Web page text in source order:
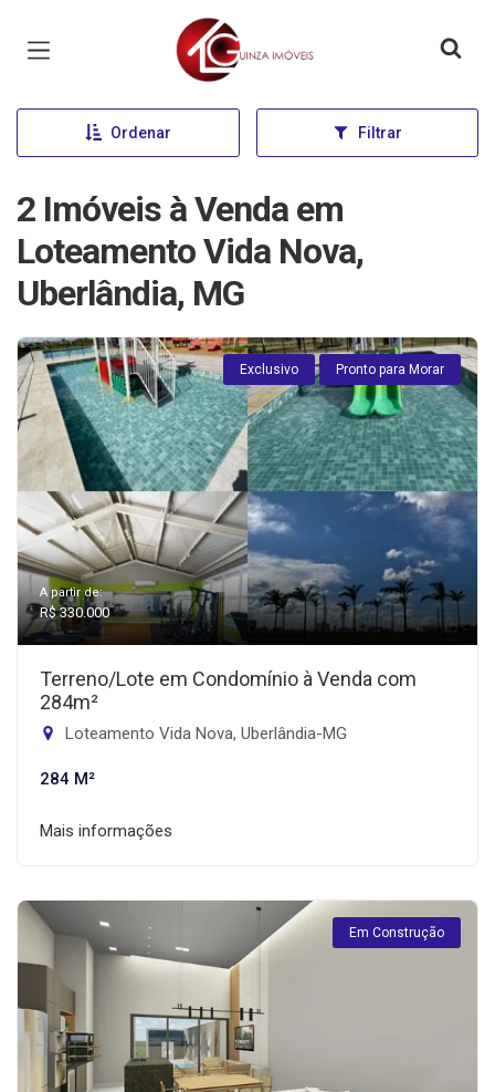
Página inicial
Ordenar Filtrar
2 Imóveis à Venda em
Loteamento Vida Nova,
Uberlândia, MG
Exclusivo Pronto para Morar
A partir de:
R$ 330.000
Terreno/Lote em Condomínio à Venda com
284m²
Loteamento Vida Nova, Uberlândia-MG
284 M²
Mais informações
Em Construção